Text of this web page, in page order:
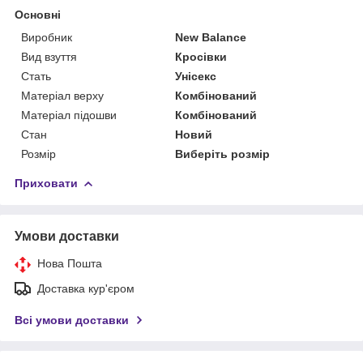
Основні
Виробник
New Balance
Вид взуття
Кросівки
Стать
Унісекс
Матеріал верху
Комбінований
Матеріал підошви
Комбінований
Стан
Новий
Розмір
Виберіть розмір
Приховати
Умови доставки
Нова Пошта
Доставка кур'єром
Всі умови доставки